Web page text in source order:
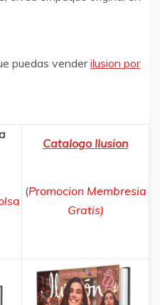
puedas venderilusion por
Catalogo Ilusion
(Promocion Membresia
Gratis)